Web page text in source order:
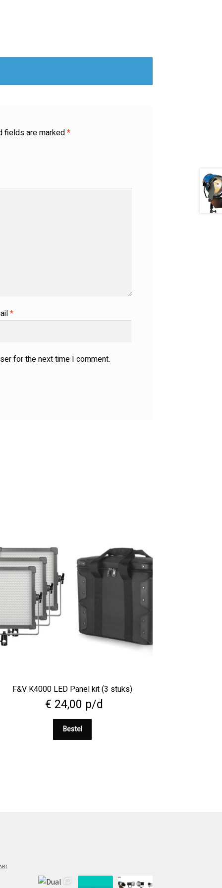
fields are marked*
*
for the next time I comment.
F&V K4000 LED Panel kit (3 stuks)
€ 24,00 p/d
Bestel